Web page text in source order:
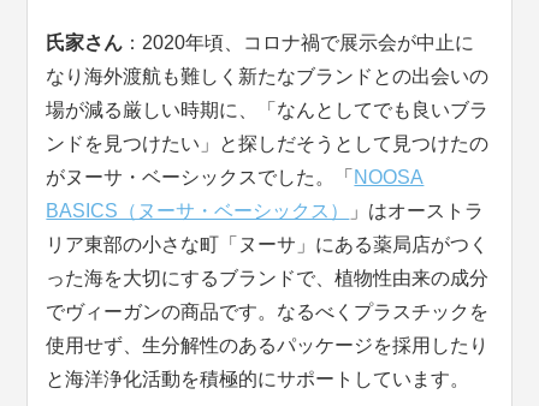
氏家さん ：2020年頃、コロナ禍で展示会が中止に
なり海外渡航も難しく新たなブランドとの出会いの
場が減る厳しい時期に、「なんとしてでも良いブラ
ンドを見つけたい」と探しだそうとして見つけたの
がヌーサ・ベーシックスでした。「 NOOSA
BASICS（ヌーサ・ベーシックス）
」はオーストラ
リア東部の小さな町「ヌーサ」にある薬局店がつく
った海を大切にするブランドで、植物性由来の成分
でヴィーガンの商品です。なるべくプラスチックを
使用せず、生分解性のあるパッケージを採用したり
と海洋浄化活動を積極的にサポートしています。